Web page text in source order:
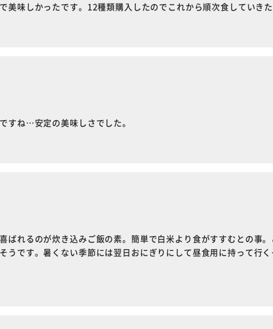
美味しかったです。12種類購入したのでこれから順次食していきた
すね…安定の美味しさでした。
ばれるのが炊き込みご飯の素。簡単で白米より食がすすむとの事
うです。暑くない季節には翌日おにぎりにして昼食用に持って行